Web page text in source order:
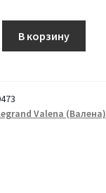
В корзину
Valena (Валена)